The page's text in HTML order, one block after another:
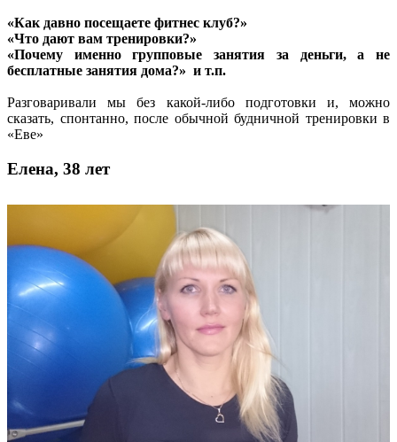
«Как давно посещаете фитнес клуб?»
«Что дают вам тренировки?»
«Почему именно групповые занятия за деньги, а не
бесплатные занятия дома?» и т.п.
Разговаривали мы без какой-либо подготовки и, можно
сказать, спонтанно, после обычной будничной тренировки в
«Еве»
Елена, 38 лет